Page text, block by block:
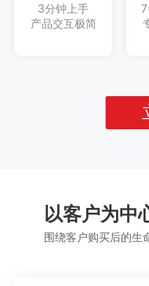
3分钟上手
产品交互极简
以客户为中
围绕客户购买后的生